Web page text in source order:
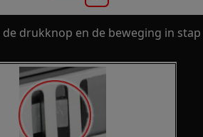
de drukknop en de beweging in stap